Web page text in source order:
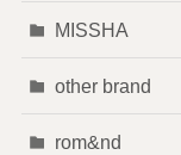
MISSHA
other brand
rom&nd